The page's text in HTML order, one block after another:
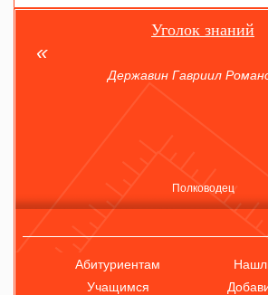
Уголок знаний
Державин Гавриил
Полководец
Абитуриентам
Учащимся